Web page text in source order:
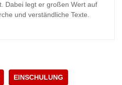
Dabei legt er großen Wert auf
und verständliche Texte.
EINSCHULUNG